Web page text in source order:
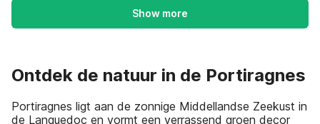
Show more
Ontdek de natuur in de Portiragnes
Portiragnes ligt aan de zonnige Middellandse Zeekust in
de Languedoc en vormt een verrassend groen decor